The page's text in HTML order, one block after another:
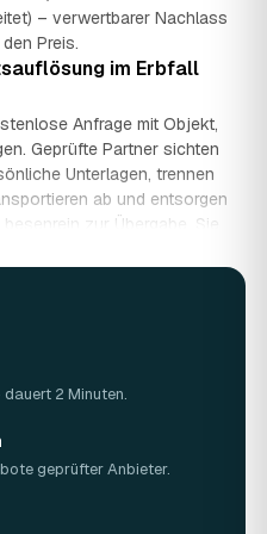
– verwertbarer Nachlass
Preis.
im Erbfall
Anfrage mit Objekt,
Geprüfte Partner sichten
Unterlagen, trennen
ab und entsorgen
zur Übergabe. Sie
beteiligt sind.
und ganze Sammlungen
begutachtet und
wertvollem Hausstand
in Gardelegen dadurch
– in Einzelfällen bis hin zu
in
2 Minuten.
geprüfter Anbieter.